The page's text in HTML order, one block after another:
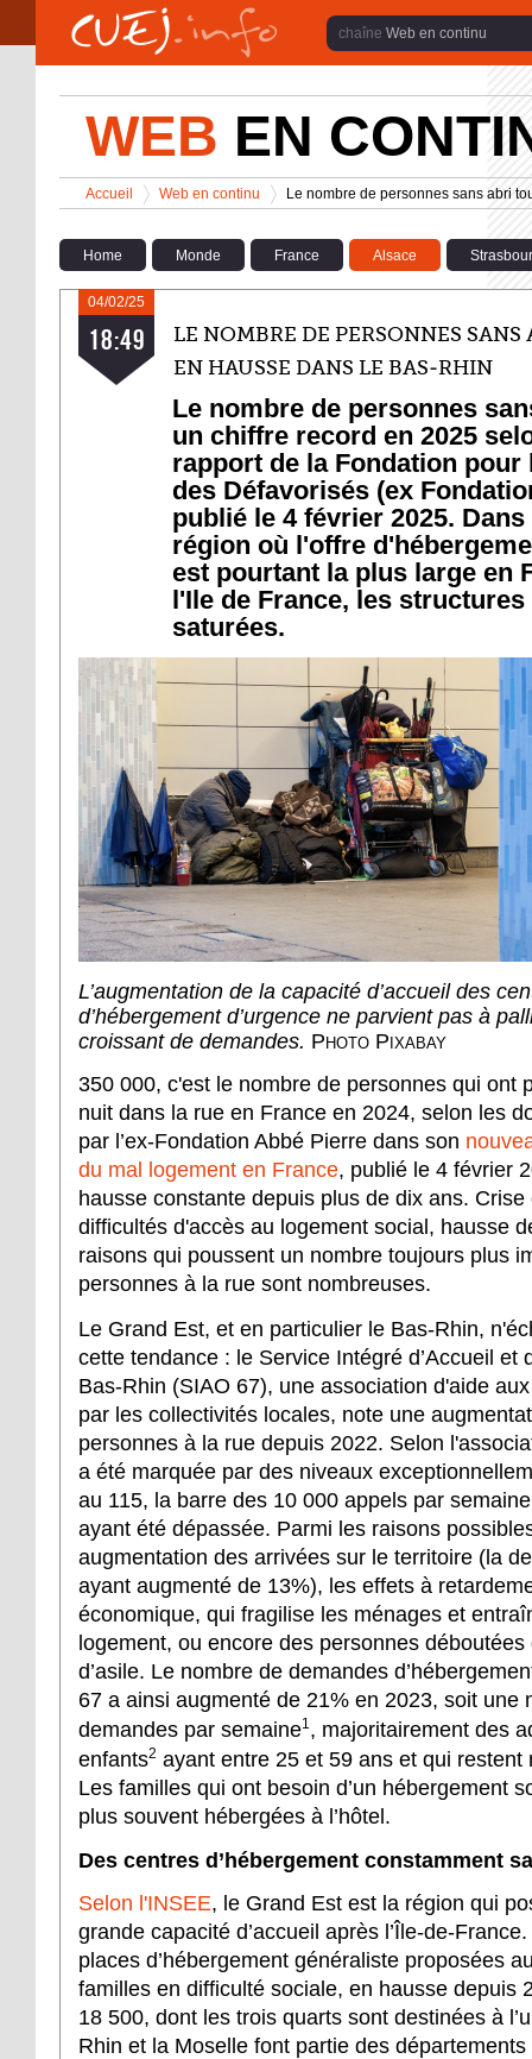
Aller au contenu principal
Web en continu
WEB EN
Vous êtes ici
Accueil
>
Web en continu
>
Le nombre de personnes sans abri
Home Monde France Alsace
04/02/25
18:49
LE NOMBRE DE PERSONNES
EN HAUSSE DANS LE BAS-RHIN
Le nombre de personnes
un chiffre record en 2025
rapport de la Fondation pour
des Défavorisés (ex
publié le 4 février 2025.
région où l'offre
est pourtant la plus large en
l'Ile de France, les structures
saturées.
L’augmentation de la capacité d’accueil des
d’hébergement d’urgence ne parvient pas à
croissant de demandes. Photo Pixabay
350 000, c'est le nombre de personnes qui ont
nuit dans la rue en France en 2024, selon les
par l’ex-Fondation Abbé Pierre dans son
du mal logement en France, publié le 4 février
hausse constante depuis plus de dix ans.
difficultés d'accès au logement social, hausse
raisons qui poussent un nombre toujours plus
personnes à la rue sont nombreuses.
Le Grand Est, et en particulier le Bas-Rhin,
cette tendance : le Service Intégré d’Accueil et
Bas-Rhin (SIAO 67), une association d'aide
par les collectivités locales, note une
personnes à la rue depuis 2022. Selon
a été marquée par des niveaux
au 115, la barre des 10 000 appels par
ayant été dépassée. Parmi les raisons
augmentation des arrivées sur le territoire (la
ayant augmenté de 13%), les effets à
économique, qui fragilise les ménages et
logement, ou encore des personnes
d’asile. Le nombre de demandes
67 a ainsi augmenté de 21% en 2023, soit une
demandes par semaine1 , majoritairement des
enfants2 ayant entre 25 et 59 ans et qui restent
Les familles qui ont besoin d’un hébergement
plus souvent hébergées à l’hôtel.
Des centres d’hébergement constamment
Selon l'INSEE, le Grand Est est la région qui
grande capacité d’accueil après l’Île-de-
places d’hébergement généraliste proposées
familles en difficulté sociale, en hausse depuis
18 500, dont les trois quarts sont destinées à
Rhin et la Moselle font partie des